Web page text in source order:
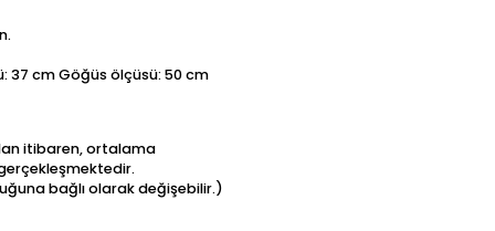
37 cm Göğüs ölçüsü: 50 cm
itibaren, ortalama
bağlı olarak değişebilir.)